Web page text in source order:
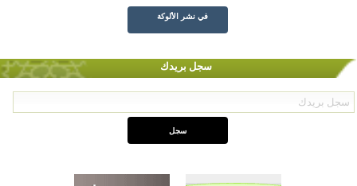
في نشر الألوكة
سجل بريدك